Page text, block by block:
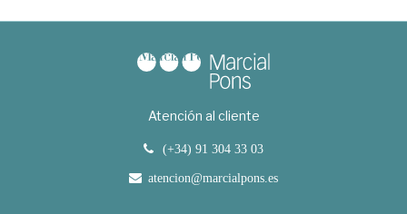
Atención al cliente
(+34) 91 304 33 03
atencion@marcialpons.es